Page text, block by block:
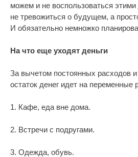
можем и не воспользоваться
не тревожиться о будущем, а
И обязательно немножко
На что еще уходят деньги
За вычетом постоянных расходов
остаток денег идет на переменные
1. Кафе, еда вне дома.
2. Встречи с подругами.
3. Одежда, обувь.